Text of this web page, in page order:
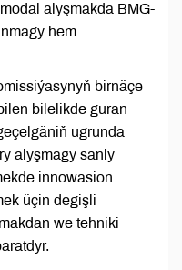
alyşmakda BMG-
hem
birnäçe
bilelikde guran
ugrunda
alyşmagy sanly
innowasion
üçin degişli
we tehniki